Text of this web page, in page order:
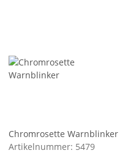
Chromrosette Warnblinker
Artikelnummer: 5479